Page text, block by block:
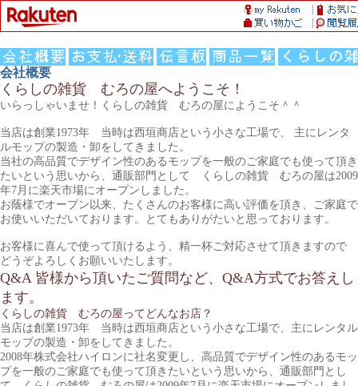
会社概要
くらしの雑貨 むろの屋へようこそ！
いらっしゃいませ！くらしの雑貨 むろの屋にようこそ＾＾
当店は創業1973年 当時は西垣商店という小さな工場で、 主にレンタ
ルモップの製造・卸をしてきました。
当社の高品質でデザイン性のあるモップを一般のご家庭でも使って頂き
たいという思いから、通販部門として くらしの雑貨 むろの屋は2009
年7月に楽天市場にオープンしました。
お蔭様でオープン以来、たくさんのお客様に高い評価を頂き、ご家庭で
お使いいただいております。とてもありがたいと思っております。
お客様に喜んで使って頂けるよう、精一杯ご対応させて頂きますので
どうぞよろしくお願いいたします。
Q&A 皆様から頂いたご質問など、Q&A方式でお答えし
ます。
くらしの雑貨 むろの屋ってどんなお店？
当店は創業1973年 当時は西垣商店という小さな工場で、主にレンタル
モップの製造・卸をしてきました。
2008年株式会社ハイロンに社名変更し、高品質でデザイン性のあるモッ
プを一般のご家庭でも使って頂きたいという思いから、通販部門とし